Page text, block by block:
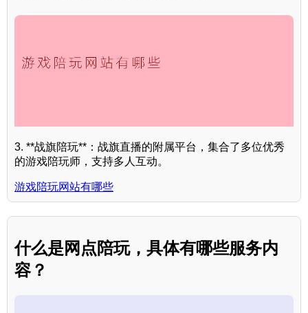
3. **战旗陪玩**：战旗直播的附属平台，集合了多位优秀
的游戏陪玩师，支持多人互动。
游戏陪玩网站有哪些
什么是网点陪玩，具体有哪些服务内
容？